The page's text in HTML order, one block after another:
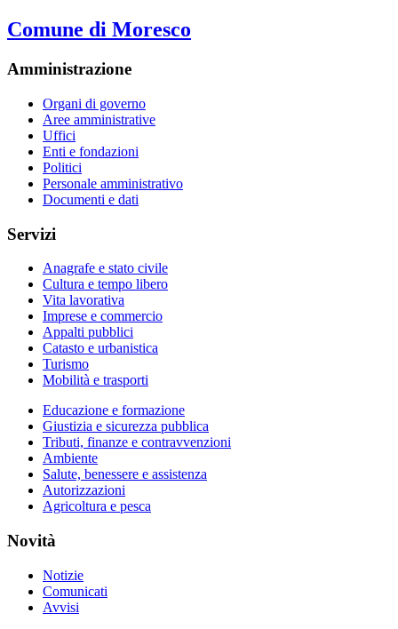
Comune di Moresco
Amministrazione
Organi di governo
Aree amministrative
Uffici
Enti e fondazioni
Politici
Personale amministrativo
Documenti e dati
Servizi
Anagrafe e stato civile
Cultura e tempo libero
Vita lavorativa
Imprese e commercio
Appalti pubblici
Catasto e urbanistica
Turismo
Mobilità e trasporti
Educazione e formazione
Giustizia e sicurezza pubblica
Tributi, finanze e contravvenzioni
Ambiente
Salute, benessere e assistenza
Autorizzazioni
Agricoltura e pesca
Novità
Notizie
Comunicati
Avvisi